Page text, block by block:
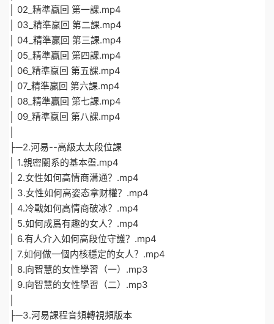
│ 02_精準赢回 第一課.mp4
│ 03_精準赢回 第二課.mp4
│ 04_精準赢回 第三課.mp4
│ 05_精準赢回 第四課.mp4
│ 06_精準赢回 第五課.mp4
│ 07_精準赢回 第六課.mp4
│ 08_精準赢回 第七課.mp4
│ 09_精準赢回 第八課.mp4
├─2.河易--高級太太段位課
│ 1.親密關系的基本盤.mp4
│ 2.女性如何高情商溝通？.mp4
│ 3.女性如何高姿态拿财權？.mp4
│ 4.冷戰如何高情商破冰？.mp4
│ 5.如何成爲有趣的女人？.mp4
│ 6.有人介入如何高段位守護？.mp4
│ 7.如何做一個内核穩定的女人？.mp4
│ 8.向智慧的女性學習（一）.mp3
│ 9.向智慧的女性學習（二）.mp3
├─3.河易課程音頻轉視頻版本